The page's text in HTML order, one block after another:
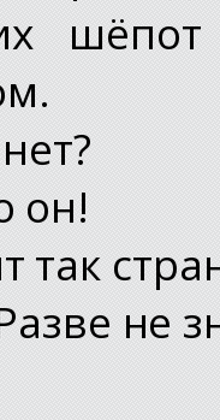
шёпот
он!
так
не